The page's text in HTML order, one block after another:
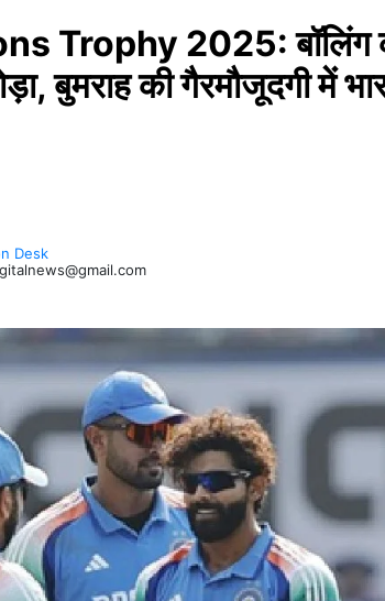
Trophy 2025: बॉलिंग
बुमराह की गैरमौजूदगी में
Desk